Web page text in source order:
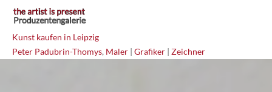
Kunst kaufen in Leipzig
Peter Padubrin-Thomys, Maler | Grafiker | Zeichner